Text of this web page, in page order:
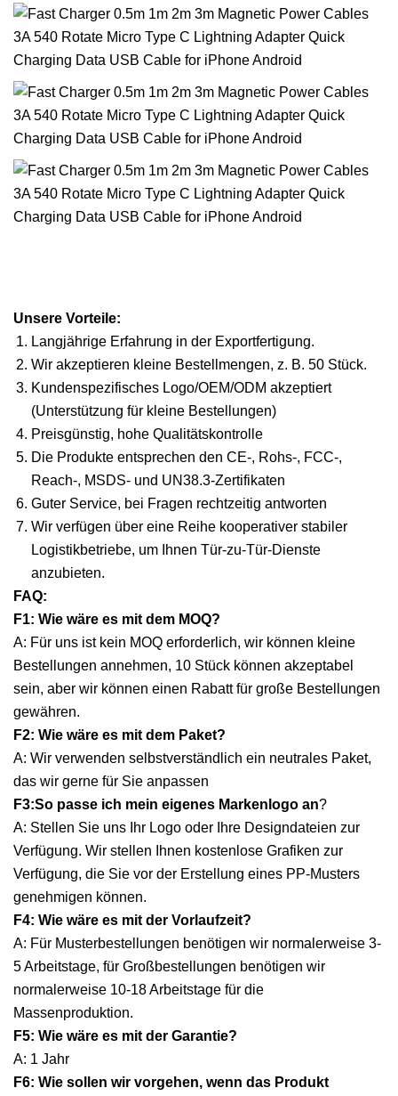
Unsere Vorteile:
Langjährige Erfahrung in der Exportfertigung.
Wir akzeptieren kleine Bestellmengen, z. B. 50 Stück.
Kundenspezifisches Logo/OEM/ODM akzeptiert
(Unterstützung für kleine Bestellungen)
Preisgünstig, hohe Qualitätskontrolle
Die Produkte entsprechen den CE-, Rohs-, FCC-,
Reach-, MSDS- und UN38.3-Zertifikaten
Guter Service, bei Fragen rechtzeitig antworten
Wir verfügen über eine Reihe kooperativer stabiler
Logistikbetriebe, um Ihnen Tür-zu-Tür-Dienste
anzubieten.
FAQ:
F1: Wie wäre es mit dem MOQ?
A: Für uns ist kein MOQ erforderlich, wir können kleine
Bestellungen annehmen, 10 Stück können akzeptabel
sein, aber wir können einen Rabatt für große Bestellungen
gewähren.
F2: Wie wäre es mit dem Paket?
A: Wir verwenden selbstverständlich ein neutrales Paket,
das wir gerne für Sie anpassen
F3:So passe ich mein eigenes Markenlogo an?
A: Stellen Sie uns Ihr Logo oder Ihre Designdateien zur
Verfügung. Wir stellen Ihnen kostenlose Grafiken zur
Verfügung, die Sie vor der Erstellung eines PP-Musters
genehmigen können.
F4: Wie wäre es mit der Vorlaufzeit?
A: Für Musterbestellungen benötigen wir normalerweise 3-
5 Arbeitstage, für Großbestellungen benötigen wir
normalerweise 10-18 Arbeitstage für die
Massenproduktion.
F5: Wie wäre es mit der Garantie?
A: 1 Jahr
F6: Wie sollen wir vorgehen, wenn das Produkt